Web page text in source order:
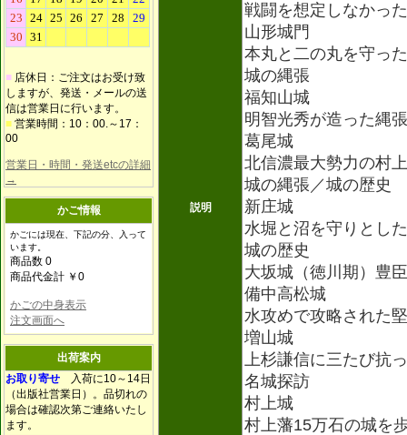
■ 店休日：ご注文はお受け致
しますが、発送・メールの送
信は営業日に行います。
■ 営業時間：10：00.～17：
00
営業日・時間・発送etcの詳細
→
かご情報
かごには現在、下記の分、入って
います。
商品数 0
商品代金計 ￥0
かごの中身表示
注文画面へ
出荷案内
お取り寄せ 入荷に10～14日
（出版社営業日）。品切れの
場合は確認次第ご連絡いたし
ます。
説明
戦闘を想定しなかっ
山形城門
本丸と二の丸を守っ
城の縄張
福知山城
明智光秀が造った縄張
葛尾城
北信濃最大勢力の村
城の縄張／城の歴史
新庄城
水堀と沼を守りとし
城の歴史
大坂城（徳川期）豊
備中高松城
水攻めで攻略された
増山城
上杉謙信に三たび抗
名城探訪
村上城
村上藩15万石の城を